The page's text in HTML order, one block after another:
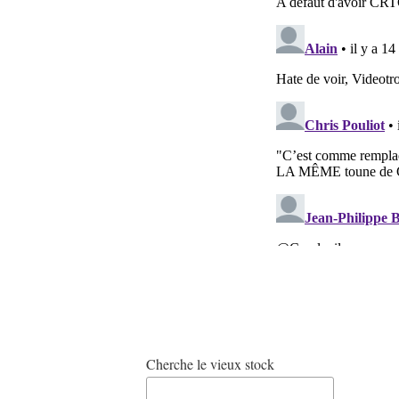
Cherche le vieux stock